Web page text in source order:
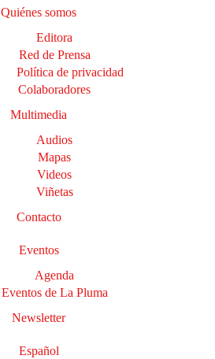
Quiénes somos
Editora
Red de Prensa
Política de privacidad
Colaboradores
Multimedia
Audios
Mapas
Videos
Viñetas
Contacto
Eventos
Agenda
Eventos de La Pluma
Newsletter
Español